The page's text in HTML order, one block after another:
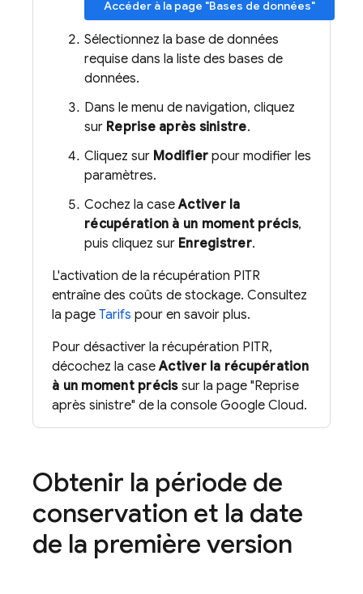
Accéder à la page "Bases de données"
Sélectionnez la base de données
requise dans la liste des bases de
données.
Dans le menu de navigation, cliquez
sur Reprise après sinistre.
Cliquez sur Modifier pour modifier les
paramètres.
Cochez la caseActiver la
récupération à un moment précis,
puis cliquez sur Enregistrer.
L'activation de la récupération PITR
entraîne des coûts de stockage. Consultez
la page Tarifs pour en savoir plus.
Pour désactiver la récupération PITR,
décochez la caseActiver la récupération
à un moment précissur la page "Reprise
après sinistre" de la console Google Cloud.
Obtenir la période de
conservation et la date
de la première version